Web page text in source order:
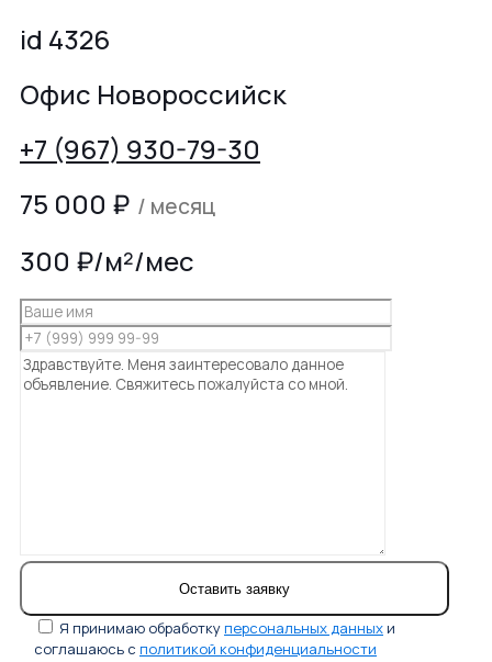
id 4326
Офис Новороссийск
+7 (967) 930-79-30
75 000 ₽ / месяц
300 ₽/м²/мес
Я принимаю обработкуперсональных данных и
соглашаюсь с политикой конфиденциальности